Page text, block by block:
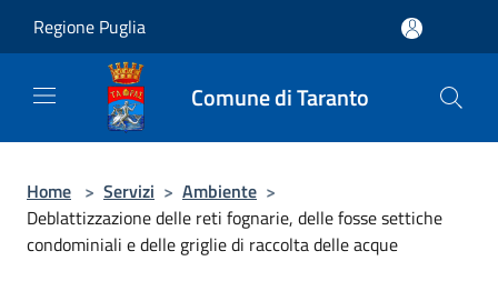
Regione Puglia
Comune di Taranto
Home > Servizi > Ambiente >
Deblattizzazione delle reti fognarie, delle fosse settiche
condominiali e delle griglie di raccolta delle acque